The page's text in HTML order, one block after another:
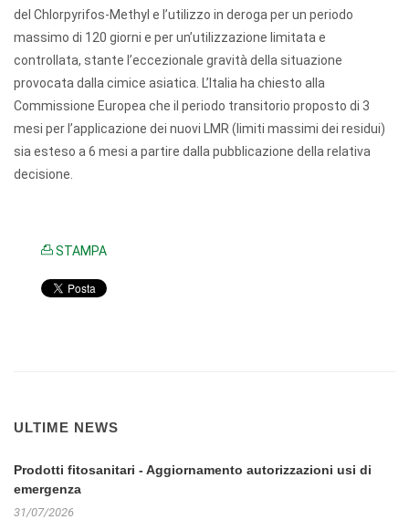
del Chlorpyrifos-Methyl e l’utilizzo in deroga per un periodo
massimo di 120 giorni e per un’utilizzazione limitata e
controllata, stante l’eccezionale gravità della situazione
provocata dalla cimice asiatica. L’Italia ha chiesto alla
Commissione Europea che il periodo transitorio proposto di 3
mesi per l’applicazione dei nuovi LMR (limiti massimi dei residui)
sia esteso a 6 mesi a partire dalla pubblicazione della relativa
decisione.
STAMPA
ULTIME NEWS
Prodotti fitosanitari - Aggiornamento autorizzazioni usi di
emergenza
31/07/2026